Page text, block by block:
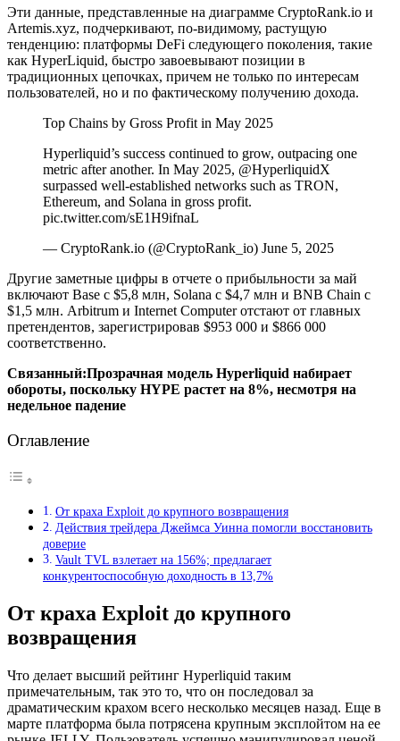
Эти данные, представленные на диаграмме CryptoRank.io и
Artemis.xyz, подчеркивают, по-видимому, растущую
тенденцию: платформы DeFi следующего поколения, такие
как HyperLiquid, быстро завоевывают позиции в
традиционных цепочках, причем не только по интересам
пользователей, но и по фактическому получению дохода.
Top Chains by Gross Profit in May 2025
Hyperliquid’s success continued to grow, outpacing one
metric after another. In May 2025, @HyperliquidX
surpassed well-established networks such as TRON,
Ethereum, and Solana in gross profit.
pic.twitter.com/sE1H9ifnaL
— CryptoRank.io (@CryptoRank_io) June 5, 2025
Другие заметные цифры в отчете о прибыльности за май
включают Base с $5,8 млн, Solana с $4,7 млн ​​и BNB Chain с
$1,5 млн. Arbitrum и Internet Computer отстают от главных
претендентов, зарегистрировав $953 000 и $866 000
соответственно.
Связанный:Прозрачная модель Hyperliquid набирает
обороты, поскольку HYPE растет на 8%, несмотря на
недельное падение
Оглавление
От краха Exploit до крупного возвращения
Действия трейдера Джеймса Уинна помогли восстановить
доверие
Vault TVL взлетает на 156%; предлагает
конкурентоспособную доходность в 13,7%
От краха Exploit до крупного
возвращения
Что делает высший рейтинг Hyperliquid таким
примечательным, так это то, что он последовал за
драматическим крахом всего несколько месяцев назад. Еще в
марте платформа была потрясена крупным эксплойтом на ее